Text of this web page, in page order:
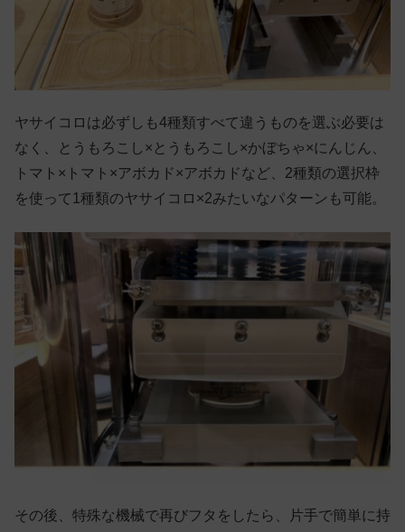
ヤサイコロは必ずしも4種類すべて違うものを選ぶ必要は
なく、とうもろこし×とうもろこし×かぼちゃ×にんじん、
トマト×トマト×アボカド×アボカドなど、2種類の選択枠
を使って1種類のヤサイコロ×2みたいなパターンも可能。
その後、特殊な機械で再びフタをしたら、片手で簡単に持